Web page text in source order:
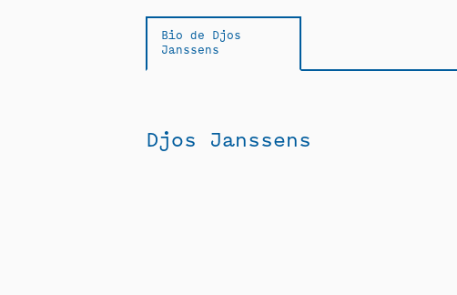
Bio de Djos
Janssens
Djos Janssens